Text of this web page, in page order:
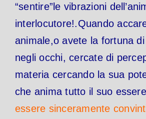
“sentire”le vibrazioni
interlocutore!.Quando
animale,o avete la fortuna
negli occhi, cercate di
materia cercando la sua
che anima tutto il suo
essere sinceramente